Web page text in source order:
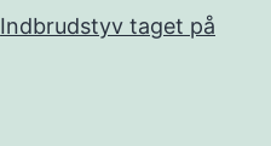
Indbrudstyv taget på